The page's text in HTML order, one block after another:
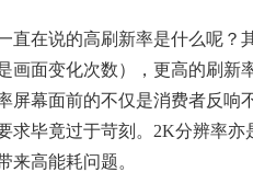
直在说的高刷新率是什么呢？
画面变化次数），更高的刷
屏幕面前的不仅是消费者反响
求毕竟过于苛刻。2K分辨率
来高能耗问题。